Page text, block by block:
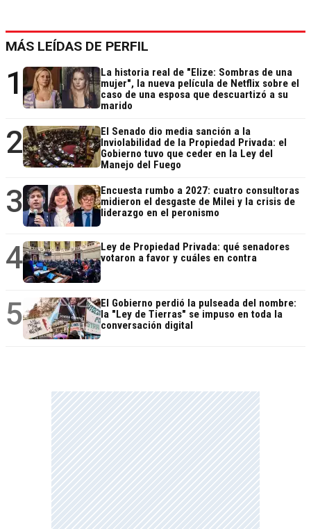
MÁS LEÍDAS DE PERFIL
1
La historia real de "Elize: Sombras de una
mujer", la nueva película de Netflix sobre el
caso de una esposa que descuartizó a su
marido
2
El Senado dio media sanción a la
Inviolabilidad de la Propiedad Privada: el
Gobierno tuvo que ceder en la Ley del
Manejo del Fuego
3
Encuesta rumbo a 2027: cuatro consultoras
midieron el desgaste de Milei y la crisis de
liderazgo en el peronismo
4
Ley de Propiedad Privada: qué senadores
votaron a favor y cuáles en contra
5
El Gobierno perdió la pulseada del nombre:
la "Ley de Tierras" se impuso en toda la
conversación digital